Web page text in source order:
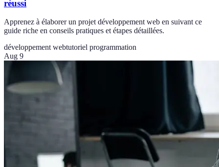
réussi
Apprenez à élaborer un projet développement web en suivant ce
guide riche en conseils pratiques et étapes détaillées.
développement webtutoriel programmation
Aug 9